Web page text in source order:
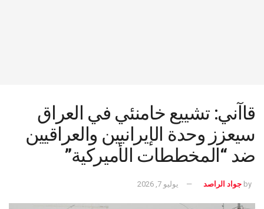
قاآني: تشييع خامنئي في العراق
سيعزز وحدة الإيرانيين والعراقيين
ضد “المخططات الأميركية”
by جواد الراصد يوليو 7, 2026